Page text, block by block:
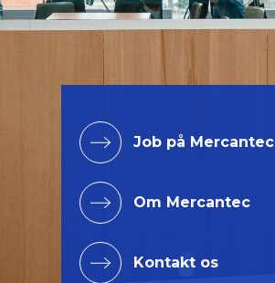
Job på Mercantec
Om Mercantec
Kontakt os